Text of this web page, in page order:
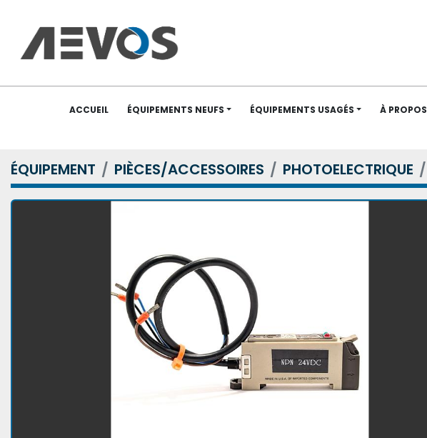
ACCUEIL ÉQUIPEMENTS NEUFS ÉQUIPEMENTS USAGÉS À PROPOS
ÉQUIPEMENT PIÈCES/ACCESSOIRES PHOTOELECTRIQUE